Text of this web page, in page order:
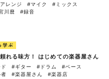
レンジ #マイク
#ミックス
川麿 #録音
学ぶ
れる味方！ はじめての楽器屋さん
#ギター #ドラム
#ベース
#楽器屋さん #楽器店